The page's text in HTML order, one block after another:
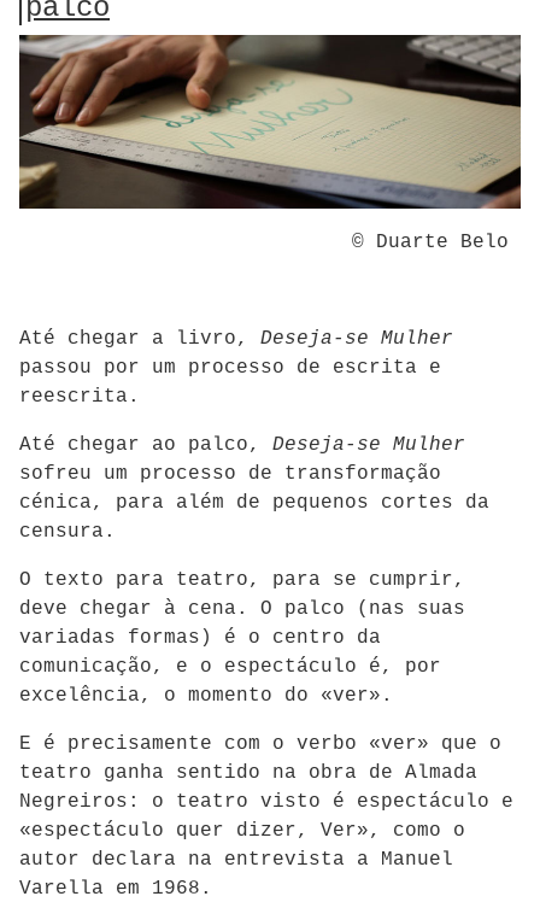
palco
© Duarte Belo
Até chegar a livro, Deseja-se Mulher
passou por um processo de escrita e
reescrita.
Até chegar ao palco, Deseja-se Mulher
sofreu um processo de transformação
cénica, para além de pequenos cortes da
censura.
O texto para teatro, para se cumprir,
deve chegar à cena. O palco (nas suas
variadas formas) é o centro da
comunicação, e o espectáculo é, por
excelência, o momento do «ver».
E é precisamente com o verbo «ver» que o
teatro ganha sentido na obra de Almada
Negreiros: o teatro visto é espectáculo e
«espectáculo quer dizer, Ver», como o
autor declara na entrevista a Manuel
Varella em 1968.